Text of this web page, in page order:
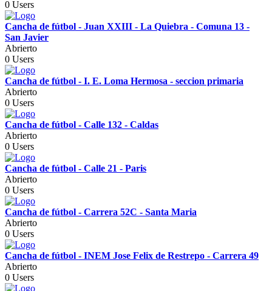
0 Users
Cancha de fútbol - Juan XXIII - La Quiebra - Comuna 13 -
San Javier
Abrierto
0 Users
Cancha de fútbol - I. E. Loma Hermosa - seccion primaria
Abrierto
0 Users
Cancha de fútbol - Calle 132 - Caldas
Abrierto
0 Users
Cancha de fútbol - Calle 21 - Paris
Abrierto
0 Users
Cancha de fútbol - Carrera 52C - Santa Maria
Abrierto
0 Users
Cancha de fútbol - INEM Jose Felix de Restrepo - Carrera 49
Abrierto
0 Users